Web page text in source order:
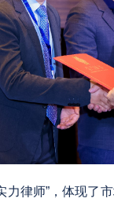
力律师”，体现了